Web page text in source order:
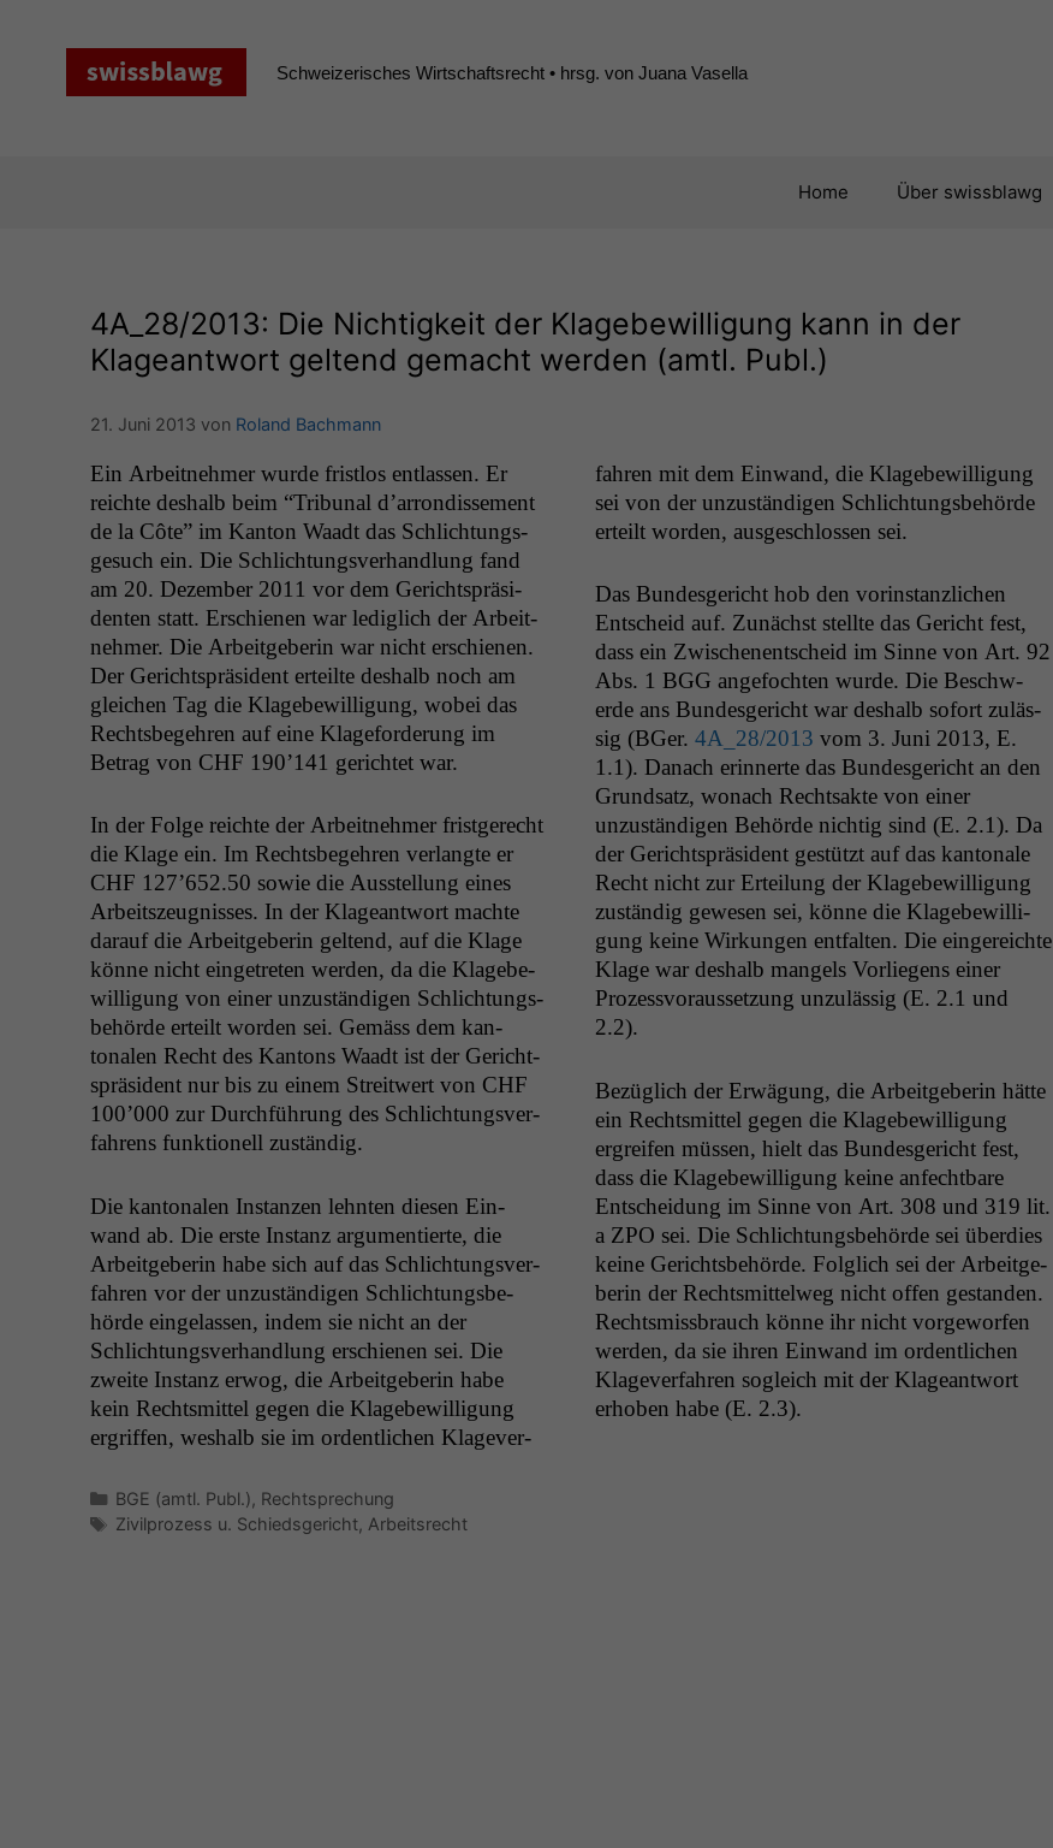
Schweizerisches Wirtschaftsrecht • hrsg. von Juana Vasella
Home Über swissblawg
4A_28/2013: Die Nichtigkeit der Klagebewilligung kann in der
Klageantwort geltend gemacht werden (amtl. Publ.)
21. Juni 2013 von Roland Bachmann
Ein Arbeit­nehmer wurde frist­los ent­lassen. Er
reichte deshalb beim “Tri­bunal d’ar­rondisse­ment
de la Côte” im Kan­ton Waadt das Schlich­tungs­
ge­such ein. Die Schlich­tungsver­hand­lung fand
am 20. Dezem­ber 2011 vor dem Gericht­spräsi­
den­ten statt. Erschienen war lediglich der Arbeit­
nehmer. Die Arbeit­ge­berin war nicht erschienen.
Der Gericht­spräsi­dent erteilte deshalb noch am
gle­ichen Tag die Klage­be­wil­li­gung, wobei das
Rechts­begehren auf eine Klage­forderung im
Betrag von CHF 190’141 gerichtet war.
In der Folge reichte der Arbeit­nehmer frist­gerecht
die Klage ein. Im Rechts­begehren ver­langte er
CHF 127’652.50 sowie die Ausstel­lung eines
Arbeit­szeug­niss­es. In der Klageant­wort machte
darauf die Arbeit­ge­berin gel­tend, auf die Klage
könne nicht einge­treten wer­den, da die Klage­be­
wil­li­gung von ein­er unzuständi­gen Schlich­tungs­
be­hörde erteilt wor­den sei. Gemäss dem kan­
tonalen Recht des Kan­tons Waadt ist der Gericht­
spräsi­dent nur bis zu einem Stre­itwert von CHF
100’000 zur Durch­führung des Schlich­tungsver­
fahrens funk­tionell zuständig.
Die kan­tonalen Instanzen lehn­ten diesen Ein­
wand ab. Die erste Instanz argu­men­tierte, die
Arbeit­ge­berin habe sich auf das Schlich­tungsver­
fahren vor der unzuständi­gen Schlich­tungs­be­
hörde ein­ge­lassen, indem sie nicht an der
Schlich­tungsver­hand­lung erschienen sei. Die
zweite Instanz erwog, die Arbeit­ge­berin habe
kein Rechtsmit­tel gegen die Klage­be­wil­li­gung
ergrif­f­en, weshalb sie im ordentlichen Klagev­er­
fahren mit dem Ein­wand, die Klage­be­wil­li­gung
sei von der unzuständi­gen Schlich­tungs­be­hörde
erteilt wor­den, aus­geschlossen sei.
Das Bun­des­gericht hob den vorin­stan­zlichen
Entscheid auf. Zunächst stellte das Gericht fest,
dass ein Zwis­ch­enentscheid im Sinne von Art. 92
Abs. 1 BGG ange­focht­en wurde. Die Beschw­
erde ans Bun­des­gericht war deshalb sofort zuläs­
sig (BGer. 4A_28/2013 vom 3. Juni 2013, E.
1.1). Danach erin­nerte das Bun­des­gericht an den
Grund­satz, wonach Recht­sak­te von ein­er
unzuständi­gen Behörde nichtig sind (E. 2.1). Da
der Gericht­spräsi­dent gestützt auf das kan­tonale
Recht nicht zur Erteilung der Klage­be­wil­li­gung
zuständig gewe­sen sei, könne die Klage­be­wil­li­
gung keine Wirkun­gen ent­fal­ten. Die ein­gere­ichte
Klage war deshalb man­gels Vor­liegens ein­er
Prozessvo­raus­set­zung unzuläs­sig (E. 2.1 und
2.2).
Bezüglich der Erwä­gung, die Arbeit­ge­berin hätte
ein Rechtsmit­tel gegen die Klage­be­wil­li­gung
ergreifen müssen, hielt das Bun­des­gericht fest,
dass die Klage­be­wil­li­gung keine anfecht­bare
Entschei­dung im Sinne von Art. 308 und 319 lit.
a ZPO sei. Die Schlich­tungs­be­hörde sei überdies
keine Gerichts­be­hörde. Fol­glich sei der Arbeit­ge­
berin der Rechtsmit­tel­weg nicht offen ges­tanden.
Rechtsmiss­brauch könne ihr nicht vorge­wor­fen
wer­den, da sie ihren Ein­wand im ordentlichen
Klagev­er­fahren sogle­ich mit der Klageant­wort
erhoben habe (E. 2.3).
Kategorien
BGE (amtl. Publ.), Rechtsprechung
Schlagwörter
Zivilprozess u. Schiedsgericht, Arbeitsrecht